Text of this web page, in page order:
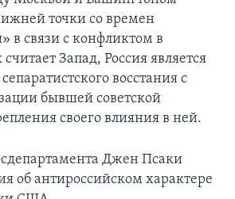
точки со времен
в связи с конфликтом в
Запад, Россия является
восстания с
бывшей советской
своего влияния в ней.
Джен Псаки
об антироссийском характере